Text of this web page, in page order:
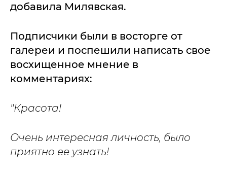
добавила Милявская.
Подписчики были в восторге от
галереи и поспешили написать свое
восхищенное мнение в
комментариях:
"Красота!
Очень интересная личность, было
приятно ее узнать!